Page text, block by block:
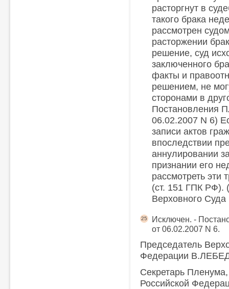
расторгнут в
такого брака
рассмотрен
расторжении
решение, суд
заключенного
факты и
решением, не
сторонами в
Постановления
06.02.2007 N 6)
записи актов
впоследствии
аннулировании
признании его
рассмотреть эти
(ст. 151 ГПК РФ).
Верховного
Исключен. -
от 06.02.2007 N 6.
25
Председатель
Федерации
Секретарь
Российской